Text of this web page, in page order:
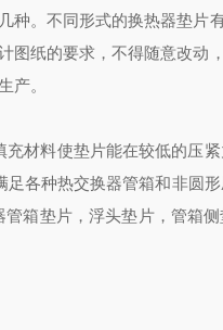
种。不同形式的换热器垫片
图纸的要求，不得随意改动
产。
充材料使垫片能在较低的压
足各种热交换器管箱和非圆
箱垫片，浮头垫片，管箱